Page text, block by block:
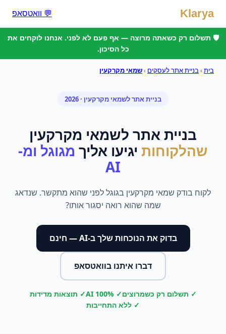
Klarya 💬 וואטסאפ
🛡️ תשלום רק כשאתה מרוצה — אף פעם לא לפני. אנחנו לוקחים את
כל הסיכון.
בית›בניית אתר לעסקים ›שמאי מקרקעין
בניית אתרלשמאי מקרקעין · 2026
בניית אתר לשמאי מקרקעין
שהלקוחות יגיעו אליך מגוגל ומ-
AI
לקוח בודק שמאי מקרקעין בגוגל לפני שהוא מתקשר. שנדאג
שמה שהוא רואה יסגור אותו?
בדוק את הנוכחות שלך ב-AI — חינם
דברו איתנו בוואטסאפ
✓ תשלום רק כשמרוצים✓ 100% AI
✓ תוצאות מדידות
✓ ללא התחייבות